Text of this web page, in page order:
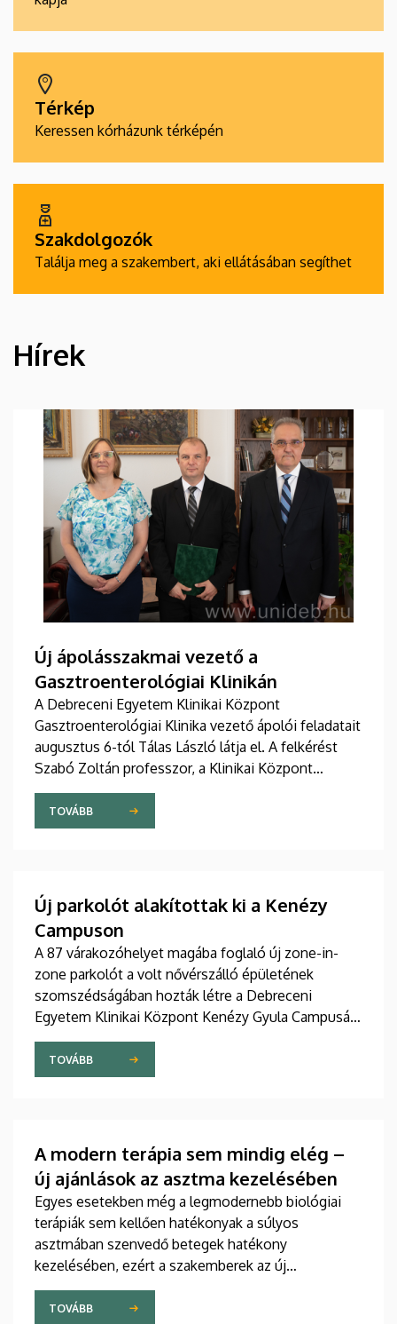
Térkép
Keressen kórházunk térképén
Szakdolgozók
Találja meg a szakembert, aki ellátásában segíthet
HÍREK
Hírek
Új ápolásszakmai vezető a
Gasztroenterológiai Klinikán
A Debreceni Egyetem Klinikai Központ
Gasztroenterológiai Klinika vezető ápolói feladatait
augusztus 6-tól Tálas László látja el. A felkérést
Szabó Zoltán professzor, a Klinikai Központ
elnöke, valamint Szőllősi Anna ápolási és
szakdolgozói igazgató adta át pénteken
ünnepélyes keretek között az Elnöki Hivatalban.
TOVÁBB
Új parkolót alakítottak ki a Kenézy
Campuson
A 87 várakozóhelyet magába foglaló új zone-in-
zone parkolót a volt nővérszálló épületének
szomszédságában hozták létre a Debreceni
Egyetem Klinikai Központ Kenézy Gyula Campusán.
Az új területet várhatóan augusztusban nyitják meg
a járművek előtt.
TOVÁBB
A modern terápia sem mindig elég –
új ajánlások az asztma kezelésében
Egyes esetekben még a legmodernebb biológiai
terápiák sem kellően hatékonyak a súlyos
asztmában szenvedő betegek hatékony
kezelésében, ezért a szakemberek az új
gyógyszerek kifejlesztésére irányuló kutatások
felgyorsítását sürgetik. A témában a közelmúltban
TOVÁBB